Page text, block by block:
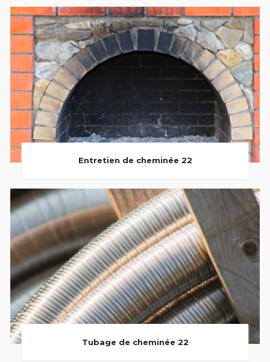
Entretien de cheminée 22
Tubage de cheminée 22